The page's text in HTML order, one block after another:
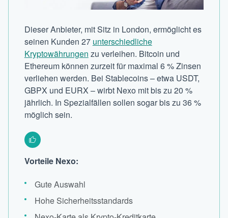
Dieser Anbieter, mit Sitz in London, ermöglicht es
seinen Kunden 27 unterschiedliche
Kryptowährungen zu verleihen. Bitcoin und
Ethereum können zurzeit für maximal 6 % Zinsen
verliehen werden. Bei Stablecoins – etwa USDT,
GBPX und EURX – wirbt Nexo mit bis zu 20 %
jährlich. In Spezialfällen sollen sogar bis zu 36 %
möglich sein.
Vorteile Nexo:
Gute Auswahl
Hohe Sicherheitsstandards